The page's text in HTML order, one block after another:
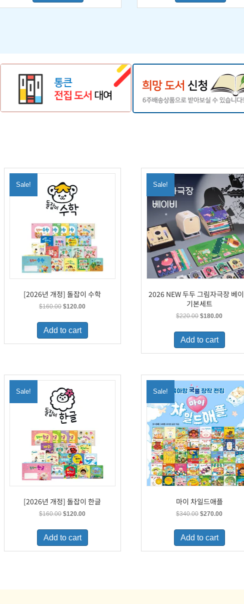
Sale!
[2026년 개정] 돌잡이 수학
$160.00Original
was:
$160.00.
$120.00Current
is:
Add to cart
Sale!
2026 NEW 두두 그림자극장 베
기본세트
$220.00Original
was:
$220.00.
$180.00Current
is:
Add to cart
Sale!
[2026년 개정] 돌잡이 한글
$160.00Original
was:
$160.00.
$120.00Current
is:
Add to cart
Sale!
마이 차일드애플
$340.00Original
was:
$340.00.
$270.00Current
is:
Add to cart